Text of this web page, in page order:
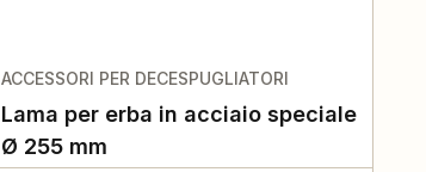
ACCESSORI PER DECESPUGLIATORI
Lama per erba in acciaio speciale
Ø 255 mm